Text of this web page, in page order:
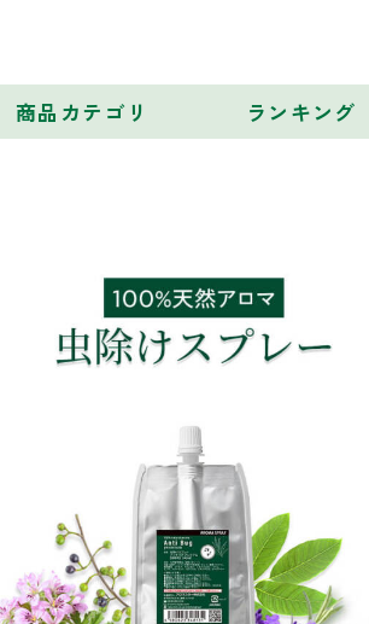
商品カテゴリ ランキング